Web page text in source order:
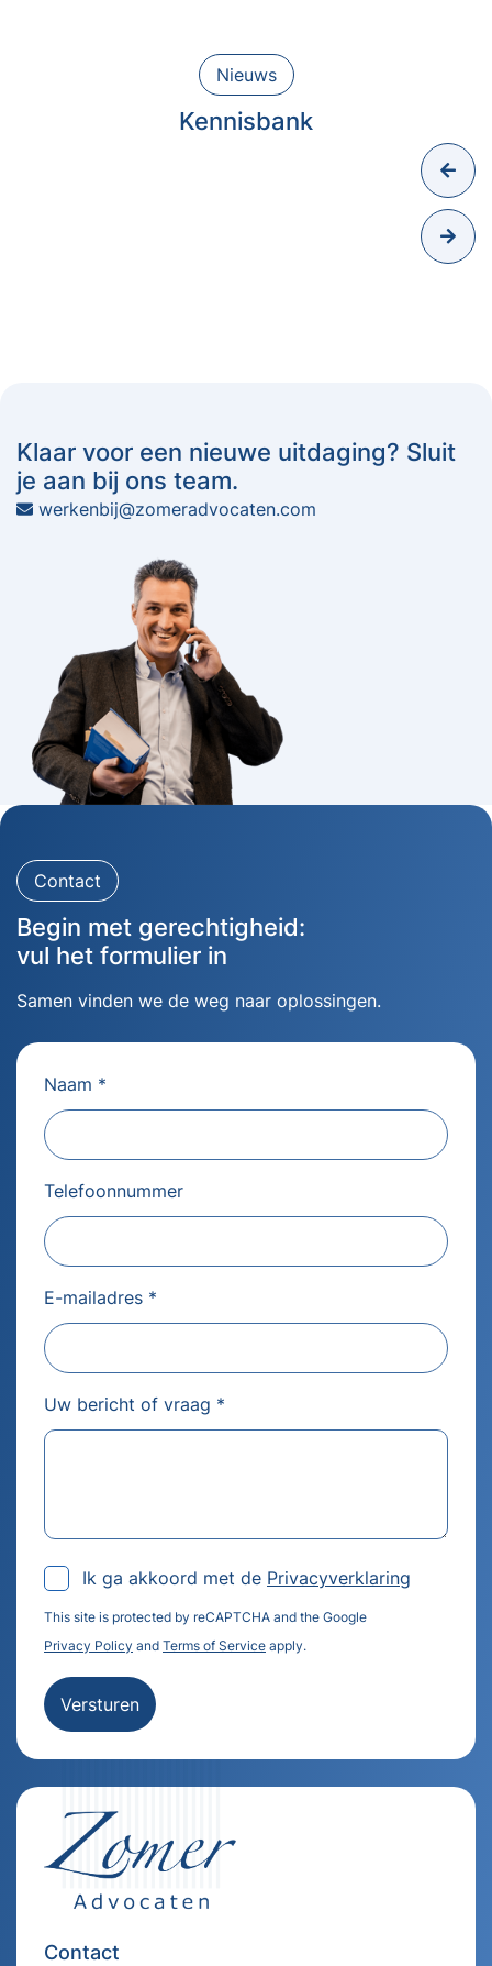
Nieuws
Kennisbank
Klaar voor een nieuwe uitdaging? Sluit
je aan bij ons team.
werkenbij@zomeradvocaten.com
Contact
Begin met gerechtigheid:
vul het formulier in
Samen vinden we de weg naar oplossingen.
Naam *
Telefoonnummer
E-mailadres *
Uw bericht of vraag *
Ik ga akkoord met de Privacyverklaring
This site is protected by reCAPTCHA and the Google
Privacy Policy and Terms of Service apply.
Versturen
Contact